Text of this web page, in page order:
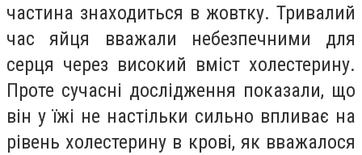
частина знаходиться в жовтку. Тривалий
час яйця вважали небезпечними для
серця через високий вміст холестерину.
Проте сучасні дослідження показали, що
він у їжі не настільки сильно впливає на
рівень холестерину в крові, як вважалося